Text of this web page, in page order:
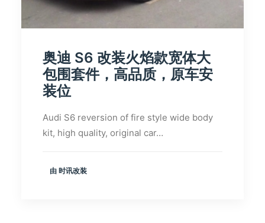
奥迪 S6 改装火焰款宽体大
包围套件，高品质，原车安
装位
Audi S6 reversion of fire style wide body
kit, high quality, original car…
由 时讯改装